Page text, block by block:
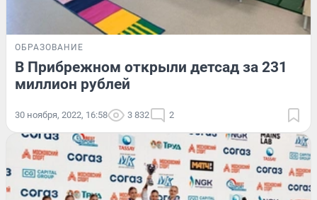
ОБРАЗОВАНИЕ
В Прибрежном открыли детсад за 231
миллион рублей
30 ноября, 2022, 16:58 3 832 2